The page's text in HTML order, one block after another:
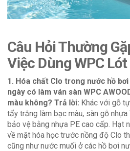
Câu Hỏi Thường
Việc Dùng WPC
1. Hóa chất Clo trong nước hồ
ngày có làm ván sàn WPC
màu không? Trả lời: Khác với gỗ
tẩy trắng làm bạc màu, sàn gỗ nhựa
bảo vệ bằng nhựa PE cao cấp. Hạt
về mặt hóa học trước nồng độ Clo
cũng như nước muối ở các hồ bơi